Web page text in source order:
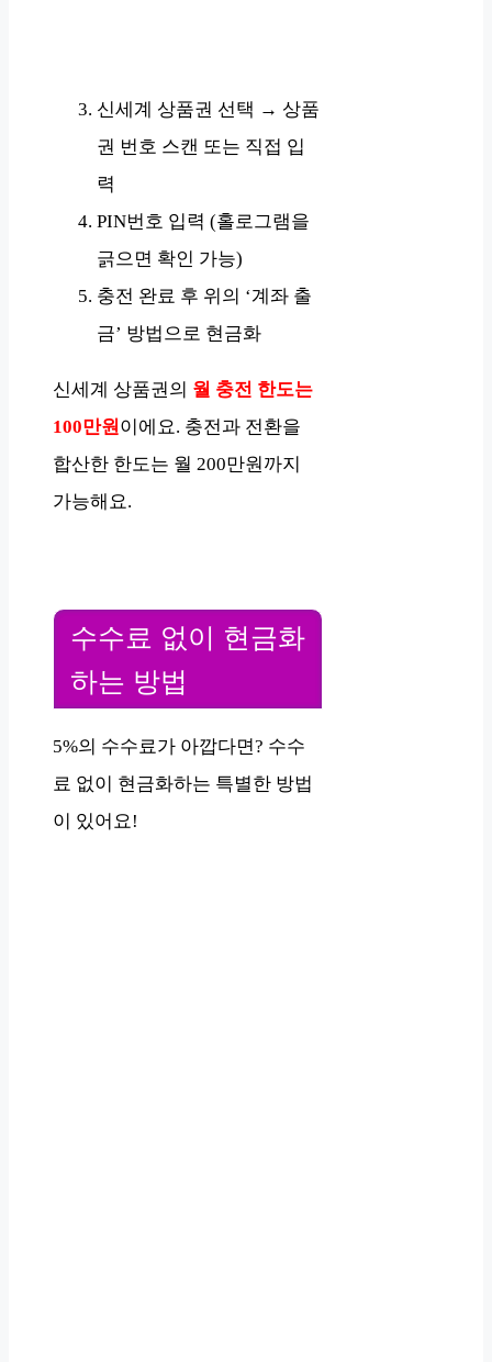
신세계 상품권 선택 → 상품
권 번호 스캔 또는 직접 입
력
PIN번호 입력 (홀로그램을
긁으면 확인 가능)
충전 완료 후 위의 ‘계좌 출
금’ 방법으로 현금화
신세계 상품권의 월 충전 한도는
100만원이에요. 충전과 전환을
합산한 한도는 월 200만원까지
가능해요.
수수료 없이 현금화
하는 방법
5%의 수수료가 아깝다면? 수수
료 없이 현금화하는 특별한 방법
이 있어요!